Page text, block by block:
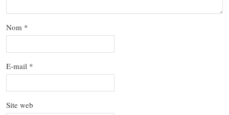
Nom *
E-mail *
Site web